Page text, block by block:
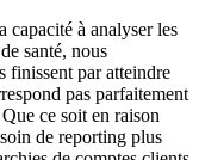
capacité à analyser les
santé, nous
finissent par atteindre
pas parfaitement
ce soit en raison
de reporting plus